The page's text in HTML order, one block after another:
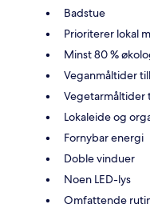
Badstue
Prioriterer lokal
Minst 80 %
Veganmåltider
Vegetarmåltider
Lokaleide og
Fornybar energi
Doble vinduer
Noen LED-lys
Omfattende